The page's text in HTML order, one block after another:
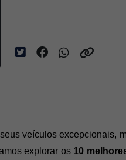
veículos excepcionais,
explorar os 10